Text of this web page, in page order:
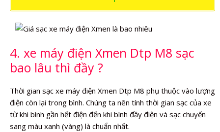
4. xe máy điện Xmen Dtp M8 sạc
bao lâu thì đầy ?
Thời gian sạc xe máy điện Xmen Dtp M8 phụ thuộc vào lượng
điện còn lại trong bình. Chúng ta nên tính thời gian sạc của xe
từ khi bình gần hết điện đến khi bình đầy điện và sạc chuyển
sang màu xanh (vàng) là chuẩn nhất.